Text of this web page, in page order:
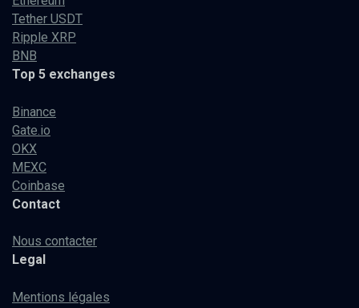
Tether USDT
Ripple XRP
BNB
Top 5 exchanges
Binance
Gate.io
OKX
MEXC
Coinbase
Contact
Nous contacter
Legal
Mentions légales